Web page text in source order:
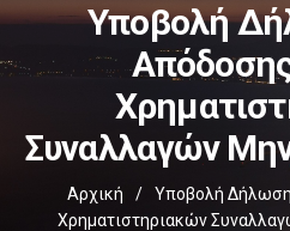
Υποβολή
Συναλλαγών
Αρχική /
Υποβολή
Χρηματιστηριακών